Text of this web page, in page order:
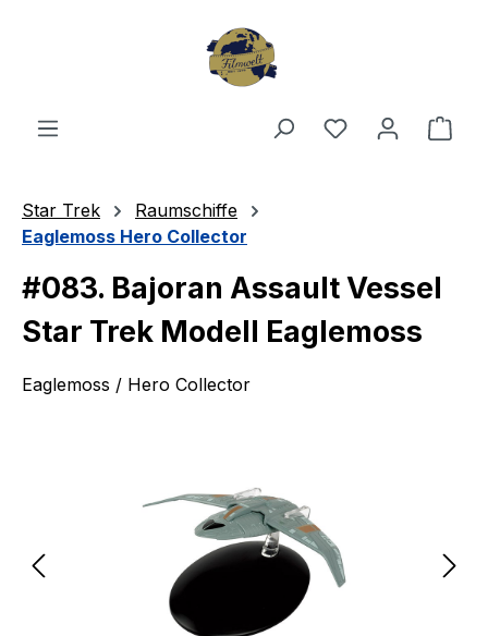
Du hast 0
Star Trek
Raumschiffe
Eaglemoss Hero Collector
#083. Bajoran Assault Vessel
Star Trek Modell Eaglemoss
Eaglemoss / Hero Collector